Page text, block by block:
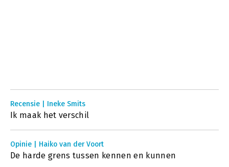
Recensie | Ineke Smits
Ik maak het verschil
Opinie | Haiko van der Voort
De harde grens tussen kennen en kunnen